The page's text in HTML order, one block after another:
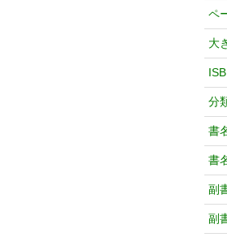
ペ
大
分
書
書
副
副